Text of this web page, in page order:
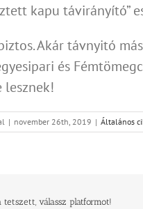
kapu távirányító”
Akár távnyitó
és
lesznek!
| november 26th, 2019 | Általános
tetszett, válassz platformot!